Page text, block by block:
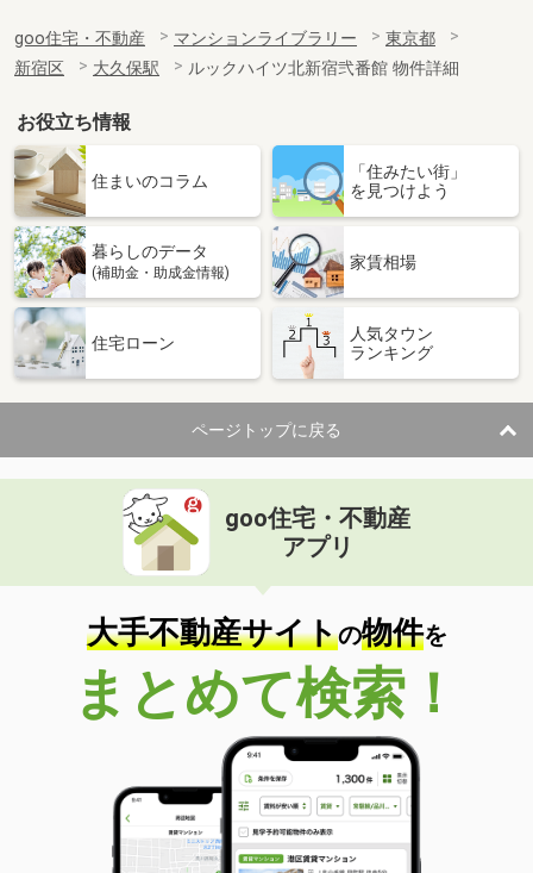
goo住宅・不動産 マンションライブラリー
東京都
新宿区
大久保駅 ルックハイツ北新宿弐番館 物件詳細
お役立ち情報
住まいのコラム
「住みたい街」
を見つけよう
暮らしのデータ
(補助金・助成金情報)
家賃相場
住宅ローン
人気タウン
ランキング
ページトップに戻る
goo住宅・不動産
アプリ
大手不動産サイトの物件を
まとめて検索！